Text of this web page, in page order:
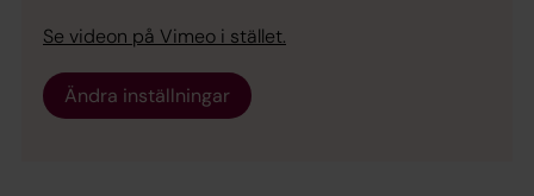
Se videon på Vimeo i stället.
Ändra inställningar